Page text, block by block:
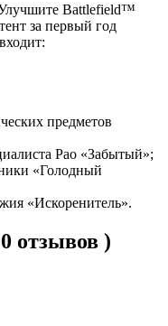
Battlefield™
за первый год
предметов
Рао «Забытый»;
«Голодный
«Искоренитель».
отзывов )